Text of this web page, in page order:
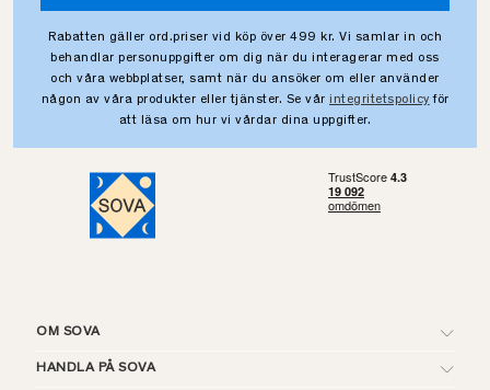
Rabatten gäller ord.priser vid köp över 499 kr. Vi samlar in och
behandlar personuppgifter om dig när du interagerar med oss
och våra webbplatser, samt när du ansöker om eller använder
någon av våra produkter eller tjänster. Se vår integritetspolicy för
att läsa om hur vi vårdar dina uppgifter.
OM SOVA
HANDLA PÅ SOVA